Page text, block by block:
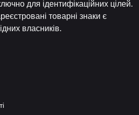
для ідентифікаційних цілей.
товарні знаки є
власників.